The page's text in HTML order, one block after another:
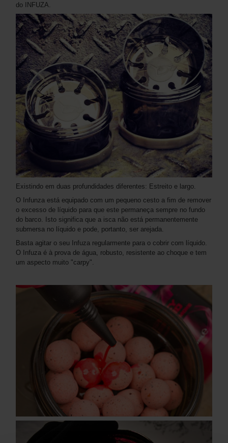
do INFUZA.
Existindo em duas profundidades diferentes: Estreito e largo.
O Infunza está equipado com um pequeno cesto a fim de remover
o excesso de líquido para que este permaneça sempre no fundo
do barco. Isto significa que a isca não está permanentemente
submersa no líquido e pode, portanto, ser arejada.
Basta agitar o seu Infuza regularmente para o cobrir com líquido.
O Infuza é à prova de água, robusto, resistente ao choque e tem
um aspecto muito "carpy".